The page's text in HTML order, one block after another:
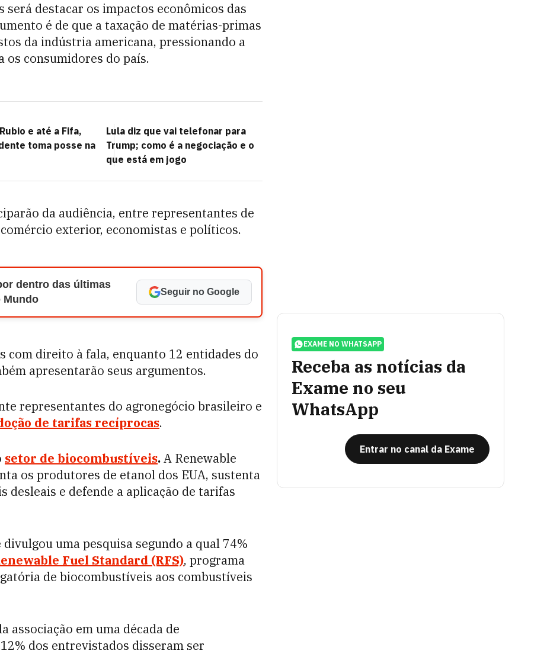
destacar os impactos econômicos das
é de que a taxação de matérias-primas
da indústria americana, pressionando a
os consumidores do país.
e até a Fifa,
toma posse na
Lula diz que vai telefonar para
Trump; como é a negociação e o
que está em jogo
da audiência, entre representantes de
exterior, economistas e políticos.
dentro das últimas
Mundo
Seguir no Google
com direito à fala, enquanto 12 entidades do
apresentarão seus argumentos.
representantes do agronegócio brasileiro e
de tarifas recíprocas.
setor de biocombustíveis.A Renewable
os produtores de etanol dos EUA, sustenta
desleais e defende a aplicação de tarifas
uma pesquisa segundo a qual 74%
Fuel Standard (RFS), programa
de biocombustíveis aos combustíveis
associação em uma década de
dos entrevistados disseram ser
EXAME NO WHATSAPP
Receba as notícias da
Exame no seu
WhatsApp
Entrar no canal da Exame